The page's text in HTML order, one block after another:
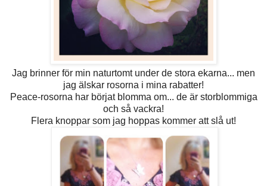
Jag brinner för min naturtomt under de stora ekarna... men
jag älskar rosorna i mina rabatter!
Peace-rosorna har börjat blomma om... de är storblommiga
och så vackra!
Flera knoppar som jag hoppas kommer att slå ut!